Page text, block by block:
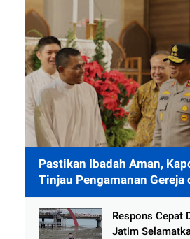
Pastikan Ibadah Aman,
Tinjau Pengamanan Gereja
Gading
Respons Cepat
Jatim